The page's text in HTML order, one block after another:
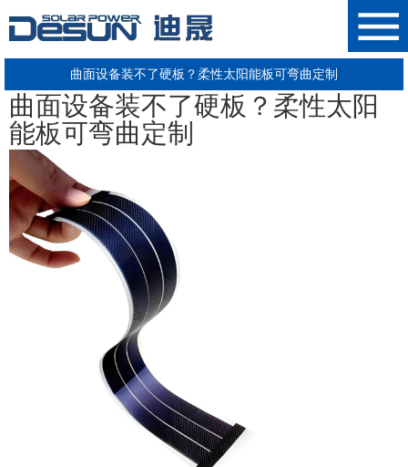
曲面设备装不了硬板？柔性太阳能板可弯曲定制
曲面设备装不了硬板？柔性太阳
能板可弯曲定制